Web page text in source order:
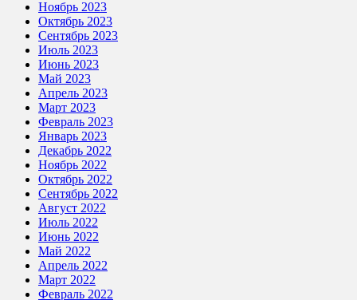
Ноябрь 2023
Октябрь 2023
Сентябрь 2023
Июль 2023
Июнь 2023
Май 2023
Апрель 2023
Март 2023
Февраль 2023
Январь 2023
Декабрь 2022
Ноябрь 2022
Октябрь 2022
Сентябрь 2022
Август 2022
Июль 2022
Июнь 2022
Май 2022
Апрель 2022
Март 2022
Февраль 2022